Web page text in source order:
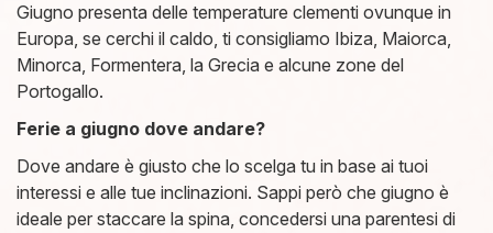
Giugno presenta delle temperature clementi ovunque in
Europa, se cerchi il caldo, ti consigliamo Ibiza, Maiorca,
Minorca, Formentera, la Grecia e alcune zone del
Portogallo.
Ferie a giugno dove andare?
Dove andare è giusto che lo scelga tu in base ai tuoi
interessi e alle tue inclinazioni. Sappi però che giugno è
ideale per staccare la spina, concedersi una parentesi di